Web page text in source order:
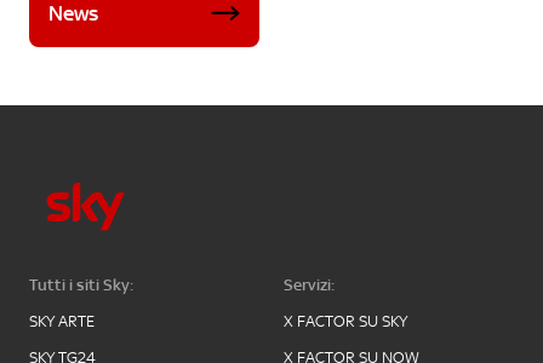
News
Tutti i siti Sky:
SKY ARTE
SKY TG24
Servizi:
X FACTOR SU SKY
X FACTOR SU NOW